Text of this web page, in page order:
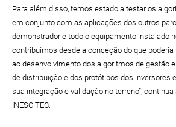
Para além disso, temos estado a testar os
em conjunto com as aplicações dos outros
demonstrador e todo o equipamento instalado
contribuímos desde a conceção do que poderia
ao desenvolvimento dos algoritmos de gestão
de distribuição e dos protótipos dos inversores
sua integração e validação no terreno”,
INESC TEC.